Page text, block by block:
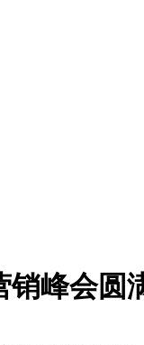
销峰会圆